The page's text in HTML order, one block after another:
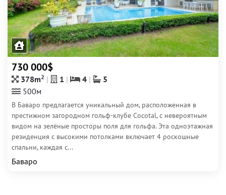
730 000$
378m2 1 4
5
500м
В Баваро предлагается уникальный дом, расположенная в
престижном загородном гольф-клубе Cocotal, с невероятным
видом на зелёные просторы поля для гольфа. Эта одноэтажная
резиденция с высокими потолками включает 4 роскошные
спальни, каждая с...
Баваро